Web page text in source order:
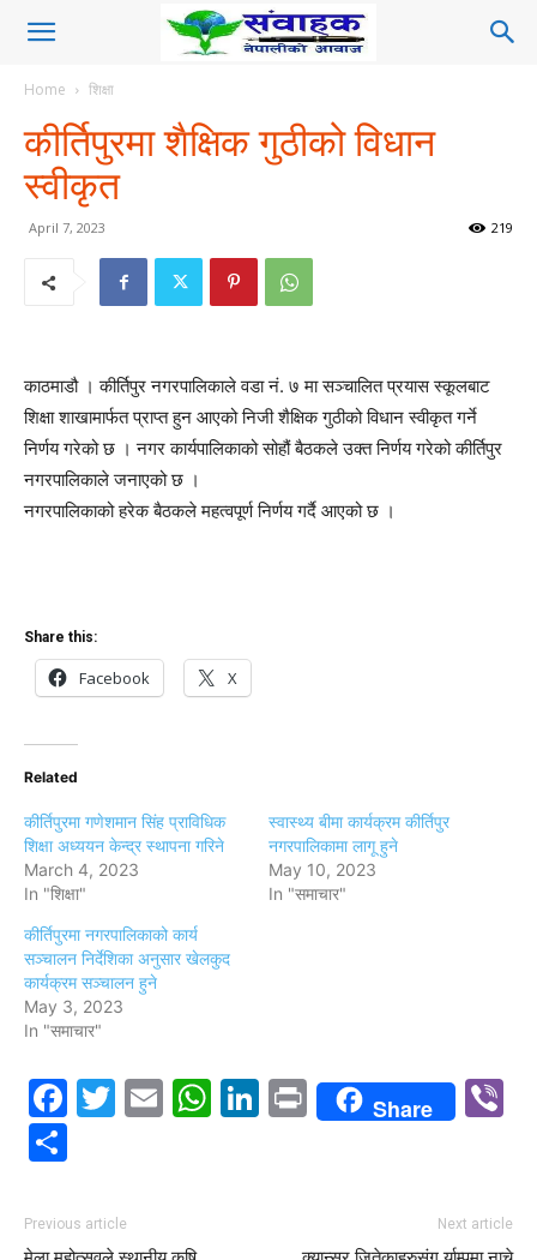
Home शिक्षा
कीर्तिपुरमा शैक्षिक गुठीको विधान
स्वीकृत
April 7, 2023 219
काठमाडौ । कीर्तिपुर नगरपालिकाले वडा नं. ७ मा सञ्चालित प्रयास स्कूलबाट
शिक्षा शाखामार्फत प्राप्त हुन आएको निजी शैक्षिक गुठीको विधान स्वीकृत गर्ने
निर्णय गरेको छ । नगर कार्यपालिकाको सोहौं बैठकले उक्त निर्णय गरेको कीर्तिपुर
नगरपालिकाले जनाएको छ ।
नगरपालिकाको हरेक बैठकले महत्वपूर्ण निर्णय गर्दै आएको छ ।
Share this:
Facebook X
Related
कीर्तिपुरमा गणेशमान सिंह प्राविधिक
शिक्षा अध्ययन केन्द्र स्थापना गरिने
March 4, 2023
In "शिक्षा"
स्वास्थ्य बीमा कार्यक्रम कीर्तिपुर
नगरपालिकामा लागू हुने
May 10, 2023
In "समाचार"
कीर्तिपुरमा नगरपालिकाको कार्य
सञ्चालन निर्देशिका अनुसार खेलकुद
कार्यक्रम सञ्चालन हुने
May 3, 2023
In "समाचार"
Facebook
Twitter
EmailWhatsApp
LinkedIn
PrintShare
Previous article Next article